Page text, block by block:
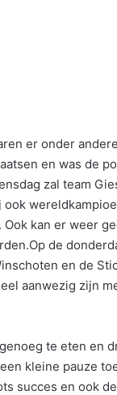
er onder
en was de
zal team
ook
kan er weer
de
en de
aanwezig zijn
te eten en
kleine pauze
succes en ook